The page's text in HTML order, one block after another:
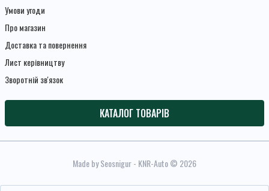
Умови угоди
Про магазин
Доставка та повернення
Лист керівництву
Зворотній зв'язок
КАТАЛОГ ТОВАРІВ
Made by Seosnigur- KNR-Auto © 2026